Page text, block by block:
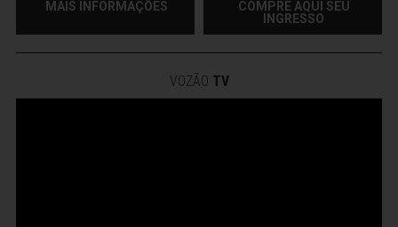
MAIS INFORMAÇÕES
COMPRE AQUI SEU
INGRESSO
VOZÃO TV